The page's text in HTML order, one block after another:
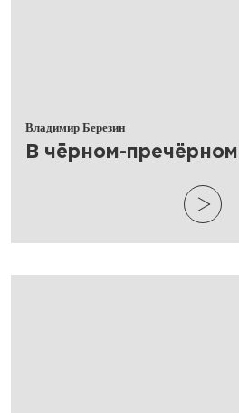
Владимир Березин
​В чёрном-